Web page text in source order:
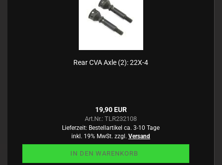
Rear CVA Axle (2): 22X-4
19,90 EUR
Art.Nr.: TLR232108
Lieferzeit: Bestellartikel ca. 3-10 Tage
inkl. 19% MwSt. zzgl. Versand
IN DEN WARENKORB